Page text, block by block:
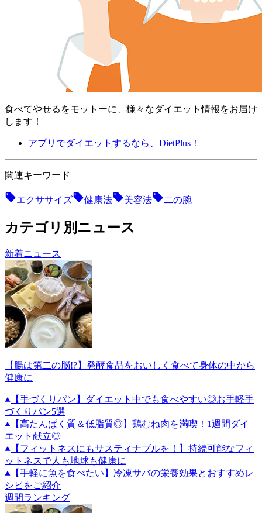
食べてやせるをモットーに、様々なダイエット情報をお届け
します！
アプリでダイエットするなら、DietPlus！
関連キーワード
エクササイズ 健康法 美容法 二の腕
カテゴリ別ニュース
新着ニュース
【腸は第二の脳!?】発酵食品をおいしく食べて身体の中から
健康に
【手づくりパン】ダイエット中でも食べやすい◎お手軽手
づくりパン5選
【高たんぱく質＆低脂質◎】鶏むね肉を満喫！1週間ダイ
エット献立◎
【フィットネスにもサスティナブルを！】持続可能なフィ
ットネスで人も地球も健康に
【手軽に魚を食べたい】冷凍サバの栄養効果とおすすめレ
シピをご紹介
週間ランキング